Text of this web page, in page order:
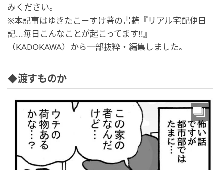
みください。
※本記事はゆきたこーすけ著の書籍『リアル宅配便日
記...毎日こんなことが起こってます!!』
（KADOKAWA）から一部抜粋・編集しました。
◆渡すものか